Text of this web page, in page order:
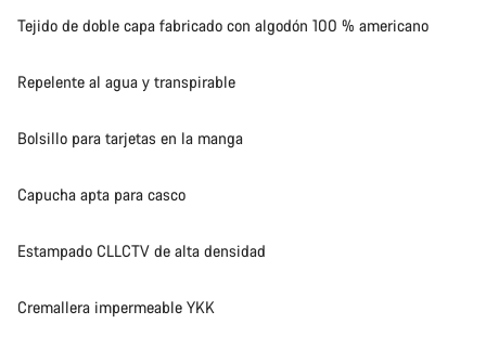
Tejido de doble capa fabricado con algodón 100 % americano
Repelente al agua y transpirable
Bolsillo para tarjetas en la manga
Capucha apta para casco
Estampado CLLCTV de alta densidad
Cremallera impermeable YKK